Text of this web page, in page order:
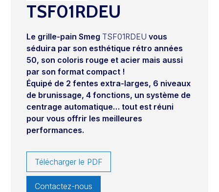
TSF01RDEU
Le grille-pain Smeg TSF01RDEU vous
séduira par son esthétique rétro années
50, son coloris rouge et acier mais aussi
par son format compact !
Équipé de 2 fentes extra-larges, 6 niveaux
de brunissage, 4 fonctions, un système de
centrage automatique… tout est réuni
pour vous offrir les meilleures
performances.
Télécharger le PDF
Contactez-nous